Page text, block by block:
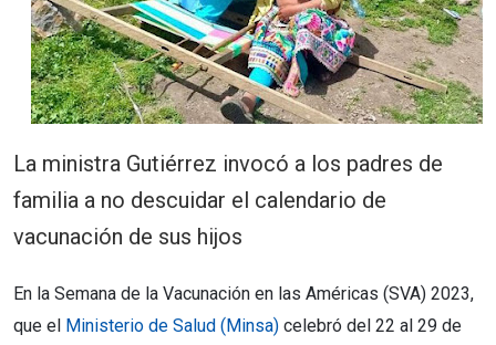
La ministra Gutiérrez invocó a los padres de
familia a no descuidar el calendario de
vacunación de sus hijos
En la Semana de la Vacunación en las Américas (SVA) 2023,
que el Ministerio de Salud (Minsa) celebró del 22 al 29 de